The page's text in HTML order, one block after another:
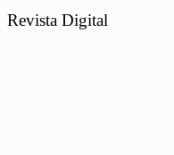
Revista Digital